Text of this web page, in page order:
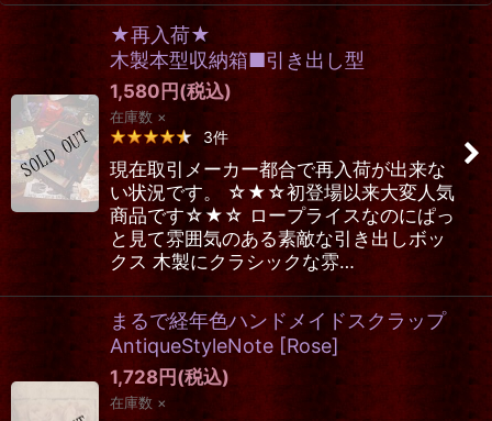
★再入荷★
木製本型収納箱■引き出し型
1,580 円 (税込)
在庫数 ×
3件
現在取引メーカー都合で再入荷が出来な
い状況です。 ☆★☆初登場以来大変人気
商品です☆★☆ ロープライスなのにぱっ
と見て雰囲気のある素敵な引き出しボッ
クス 木製にクラシックな雰…
まるで経年色ハンドメイドスクラップ
AntiqueStyleNote [Rose]
1,728円 (税込)
在庫数 ×